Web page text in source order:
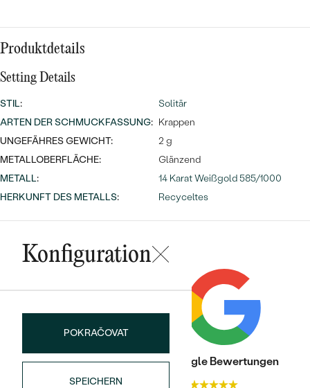
Wave Kollektion
ANSEHEN
NACH DER FORM
MASSGEFERTIGTER
Ohrrinnge
ANSEHEN
Personalisierte
Halsketten
ANSEHEN
Meistverkaufte
Ringe
ANSEHEN
Produktdetails
Setting Details
STIL:
Solitär
ARTEN DER SCHMUCKFASSUNG: Krappen
UNGEFÄHRES GEWICHT:
2 g
METALLOBERFLÄCHE:
Glänzend
METALL:
14 Karat Weißgold 585/1000
HERKUNFT DES METALLS: Recyceltes
Konfiguration
POKRAČOVAT
SPEICHERN
Trusted shop BewertungenGoogle Bewertungen